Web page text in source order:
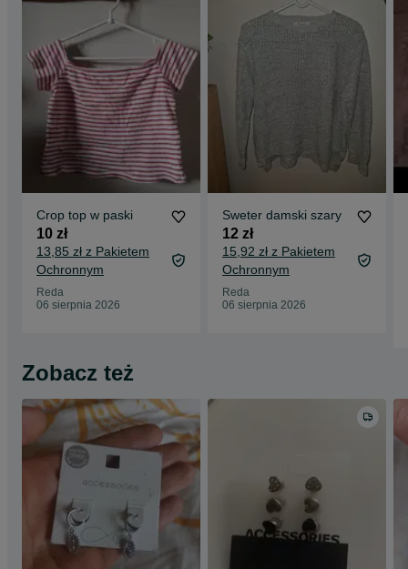
Crop top w paski
10 zł
13,85 zł z Pakietem
Ochronnym
Reda
06 sierpnia 2026
Sweter damski szary
12 zł
15,92 zł z Pakietem
Ochronnym
Reda
06 sierpnia 2026
Zobacz też